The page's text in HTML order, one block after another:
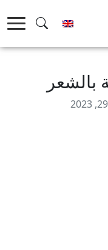
بالشعر